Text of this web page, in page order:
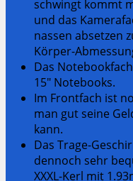
schwingt kommt
und das
nassen absetzen
Körper-
Das
15″ Notebooks.
Im Frontfach ist
man gut seine
kann.
Das Trage-
dennoch sehr
XXXL-Kerl mit